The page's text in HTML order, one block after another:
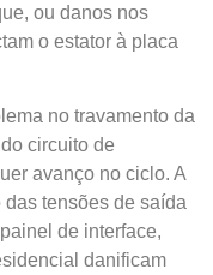
ou danos nos
o estator à placa
no travamento da
circuito de
avanço no ciclo. A
tensões de saída
de interface,
danificam